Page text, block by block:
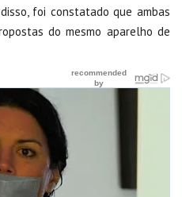
foi constatado que ambas
do mesmo aparelho de